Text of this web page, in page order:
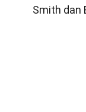
Smith dan